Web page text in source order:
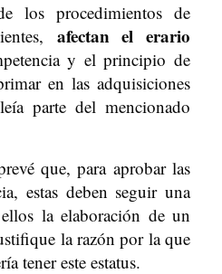
los procedimientos de
afectan el erario
y el principio de
en las adquisiciones
parte del mencionado
que, para aprobar las
estas deben seguir una
la elaboración de un
la razón por la que
tener este estatus.